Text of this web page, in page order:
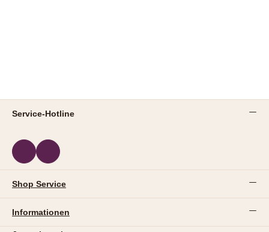
Service-Hotline
Shop Service
Informationen